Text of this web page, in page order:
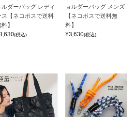
ルダーバッグ レディ
ス【ネコポスで送料
】
(税込)
ョルダーバッグ メンズ
【ネコポスで送料無
料】
¥3,630(税込)